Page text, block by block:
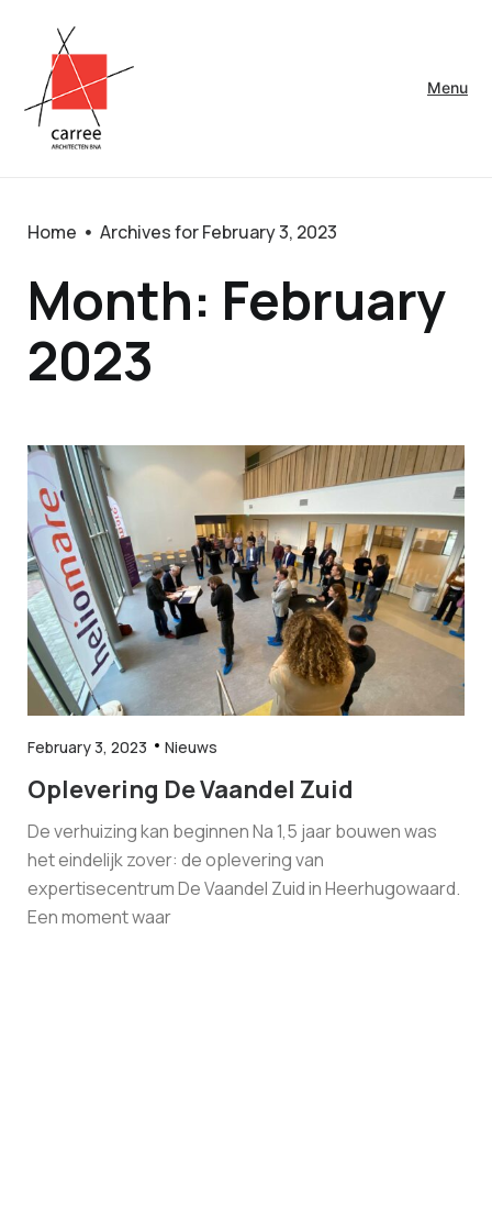
Menu
Home Archives for February 3, 2023
Month: February
2023
February 3, 2023 Nieuws
Oplevering De Vaandel Zuid
De verhuizing kan beginnen Na 1,5 jaar bouwen was
het eindelijk zover: de oplevering van
expertisecentrum De Vaandel Zuid in Heerhugowaard.
Een moment waar